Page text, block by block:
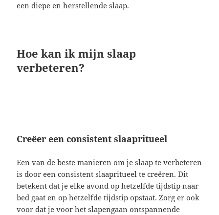
een diepe en herstellende slaap.
Hoe kan ik mijn slaap
verbeteren?
Creëer een consistent slaapritueel
Een van de beste manieren om je slaap te verbeteren
is door een consistent slaapritueel te creëren. Dit
betekent dat je elke avond op hetzelfde tijdstip naar
bed gaat en op hetzelfde tijdstip opstaat. Zorg er ook
voor dat je voor het slapengaan ontspannende